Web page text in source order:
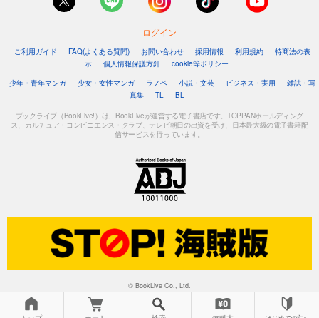
ログイン
ご利用ガイド FAQ(よくある質問) お問い合わせ 採用情報 利用規約
特商法の表
示
個人情報保護方針
cookie等ポリシー
少年・青年マンガ
少女・女性マンガ ラノベ 小説・文芸 ビジネス・実用
雑誌・写
真集
TL BL
ブックライブ（BookLive!）は、BookLiveが運営する電子書店です。TOPPANホールディング
ス、カルチュア・コンビニエンス・クラブ、テレビ朝日の出資を受け、日本最大級の電子書籍配
信サービスを行っています。
© BookLive Co., Ltd.